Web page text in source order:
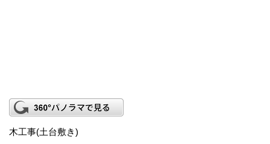
木工事(土台敷き)